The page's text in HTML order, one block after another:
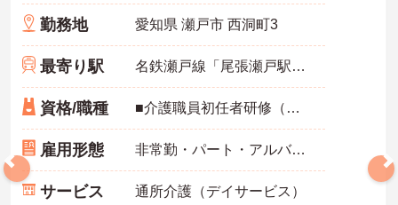
勤務地 愛知県 瀬戸市 西洞町3
最寄り駅 名鉄瀬戸線「尾張瀬戸駅」バス・車5分
資格/職種 ■介護職員初任者研修（ヘルパー2級）以上の資格をお持ちの方
雇用形態 非常勤・パート・アルバイト
サービス 通所介護（デイサービス）